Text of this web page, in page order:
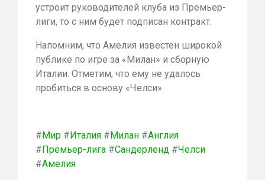
устроит руководителей клуба из Премьер-
лиги, то с ним будет подписан контракт.
Напомним, что Амелия известен широкой
публике по игре за «Милан» и сборную
Италии. Отметим, что ему не удалось
пробиться в основу «Челси».
#Мир #Италия #Милан #Англия
#Премьер-лига #Сандерленд #Челси
#Амелия